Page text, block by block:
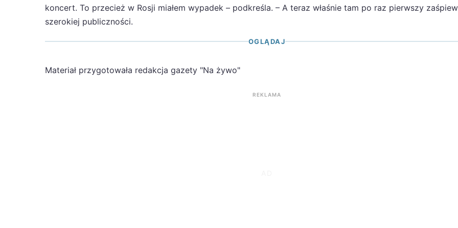
koncert. To przecież w Rosji miałem wypadek – podkreśla. – A teraz właśnie tam po raz pierwszy
szerokiej publiczności.
OGLĄDAJ
Materiał przygotowała redakcja gazety "Na żywo"
REKLAMA